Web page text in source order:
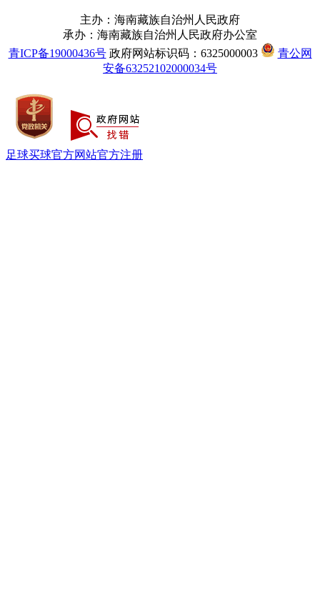
主办：海南藏族自治州人民政府
承办：海南藏族自治州人民政府办公室
青ICP备19000436号政府网站标识码：6325000003
青公网
安备63252102000034号
足球买球官方网站官方注册